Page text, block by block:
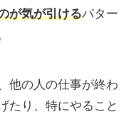
が気が引けるパター
他の人の仕事が終わ
たり、特にやること